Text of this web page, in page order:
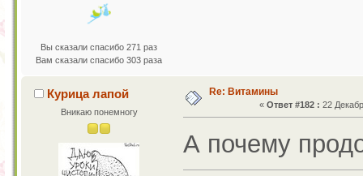
Вы сказали спасибо 271 раз
Вам сказали спасибо 303 раза
Курица лапой
Вникаю понемногу
Re: Витамины
« Ответ #182 : 22
А почему